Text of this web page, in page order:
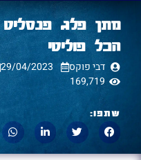
הכל פוליטי
דבי פוקס 29/04/2023
169,719
שתפו: